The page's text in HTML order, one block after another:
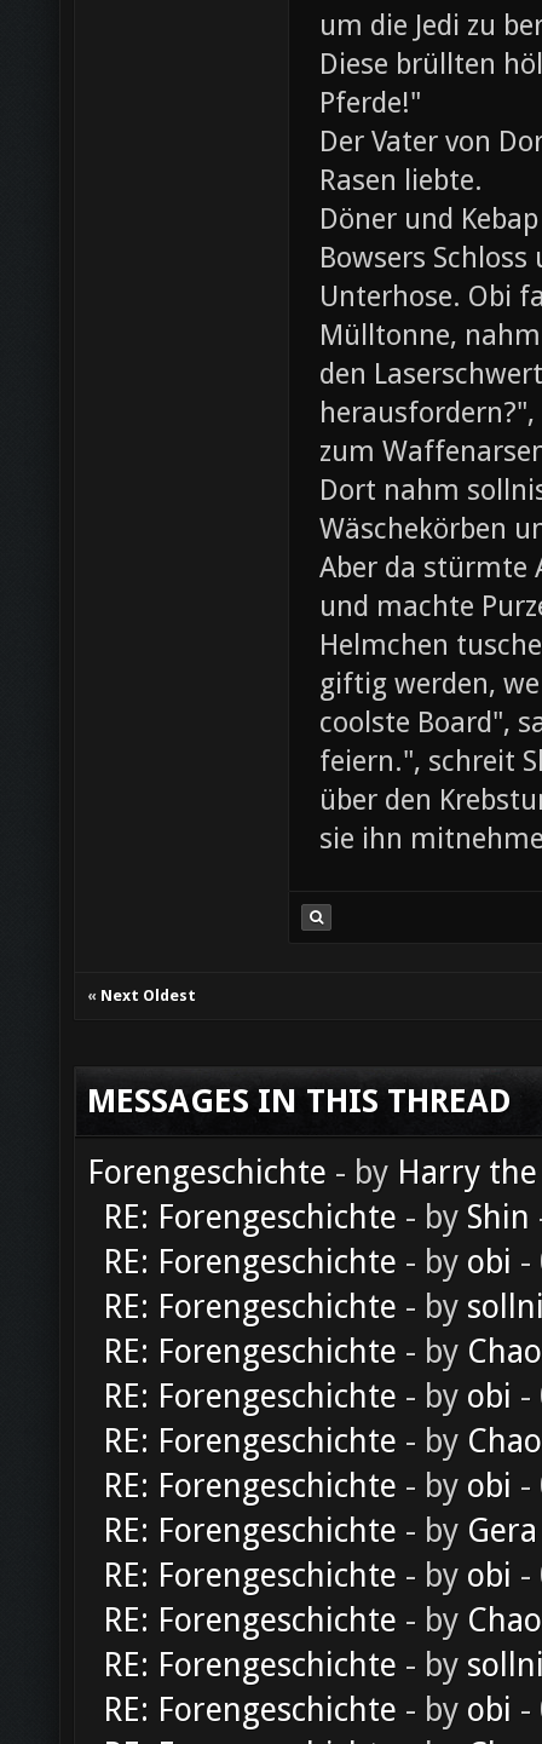
um die Jedi zu
Diese brüllten
Pferde!"
Der Vater von
Rasen liebte.
Döner und
Bowsers
Unterhose. Obi
Mülltonne,
den
zum
Dort nahm
Wäschekörben
Aber da stürmte
und machte
Helmchen
giftig werden,
coolste Board",
feiern.", schreit
über den
sie ihn
« Next Oldest
MESSAGES IN THIS THREAD
Forengeschichte - by Harry
RE: Forengeschichte - by Shin
RE: Forengeschichte - by obi -
RE: Forengeschichte - by
RE: Forengeschichte - by
RE: Forengeschichte - by obi -
RE: Forengeschichte - by
RE: Forengeschichte - by obi -
RE: Forengeschichte - by Gera
RE: Forengeschichte - by obi -
RE: Forengeschichte - by
RE: Forengeschichte - by
RE: Forengeschichte - by obi -